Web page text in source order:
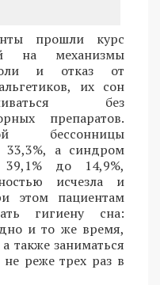
прошли курс
на механизмы
и отказ от
их сон
без
препаратов.
бессонницы
33,3%, а синдром
до 14,9%,
исчезла и
этом пациентам
гигиену сна:
и то же время,
также заниматься
реже трех раз в